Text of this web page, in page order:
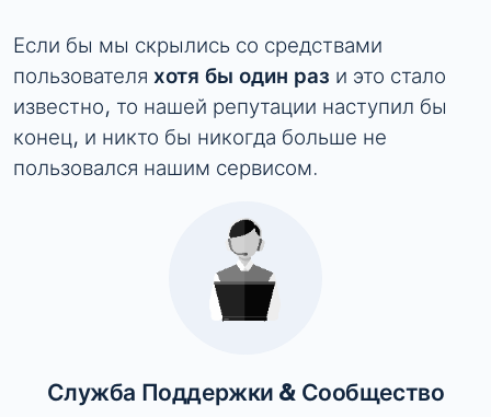
Если бы мы скрылись со средствами
пользователя хотя бы один раз и это стало
известно, то нашей репутации наступил бы
конец, и никто бы никогда больше не
пользовался нашим сервисом.
Служба Поддержки & Сообщество